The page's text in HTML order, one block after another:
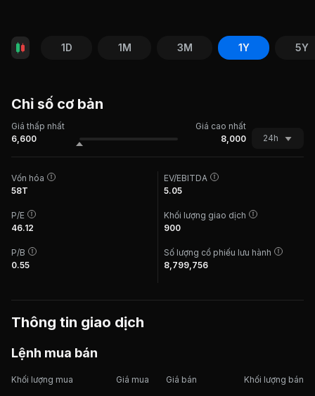
1D 1M 3M 1Y 5Y
Chỉ số cơ bản
Giá thấp nhất
Giá cao nhất
6,600
8,000 24h
Vốn hóa
58T
P/E
46.12
P/B
0.55
EV/EBITDA
5.05
Khối lượng giao dịch
900
Số lượng cổ phiếu lưu hành
8,799,756
Thông tin giao dịch
Lệnh mua bán
Khối lượng mua Giá mua Giá bán Khối lượng bán